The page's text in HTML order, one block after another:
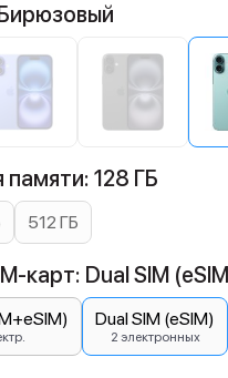
128 ГБ
512 ГБ
карт: Dual SIM
Dual SIM (eSIM)
2 электронных